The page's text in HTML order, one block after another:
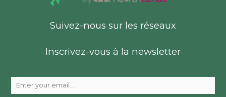
Suivez-nous sur les réseaux
Inscrivez-vous à la newsletter